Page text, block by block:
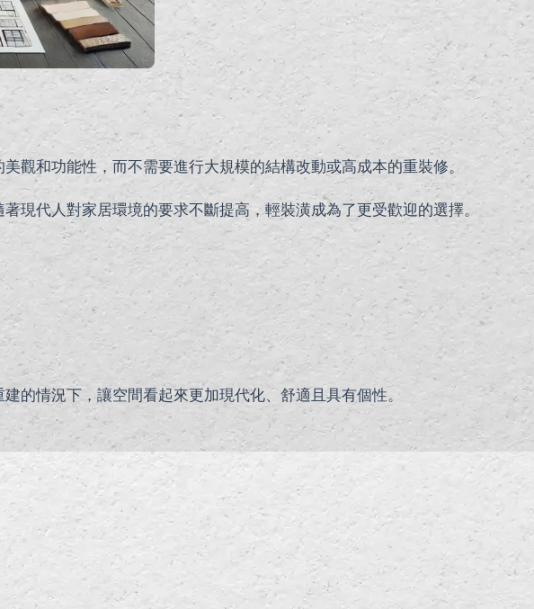
觀和功能性，而不需要進行大規模的結構改動或高成本的重裝修。
現代人對家居環境的要求不斷提高，輕裝潢成為了更受歡迎的選擇。
的情況下，讓空間看起來更加現代化、舒適且具有個性。